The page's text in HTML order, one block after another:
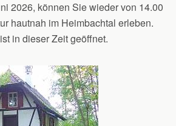
2026, können Sie wieder von 14.00
hautnah im Heimbachtal erleben.
in dieser Zeit geöffnet.